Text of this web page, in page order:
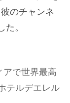
のチャンネ
。
で世界最高
テルデエレル